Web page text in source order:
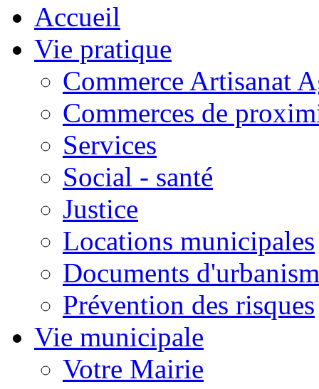
Accueil
Vie pratique
Commerce Artisanat
Commerces de
Services
Social - santé
Justice
Locations municipales
Documents
Prévention des risques
Vie municipale
Votre Mairie